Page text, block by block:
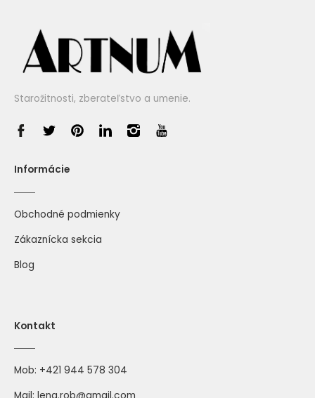
Starožitnosti, zberateľstvo a umenie.
Informácie
Obchodné podmienky
Zákaznícka sekcia
Blog
Kontakt
Mob: +421 944 578 304